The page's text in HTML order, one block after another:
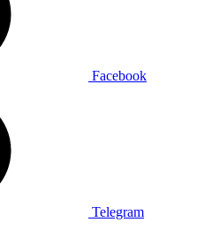
Facebook
Telegram